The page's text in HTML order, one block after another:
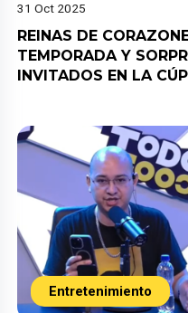
31 Oct 2025
REINAS DE
TEMPORADA Y
INVITADOS EN LA
Entretenimiento